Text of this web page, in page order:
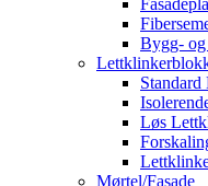
Bygg- og
Løs
Mørtel/Fasade